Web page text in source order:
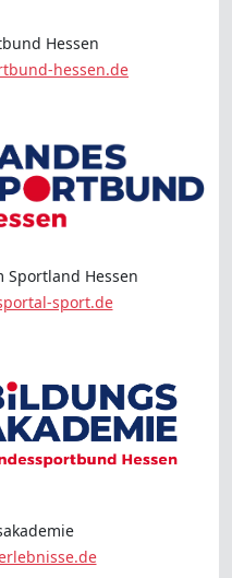
Hessen
hessen.de
Hessen
sport.de